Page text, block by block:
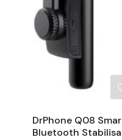
DrPhone Q08
Bluetooth